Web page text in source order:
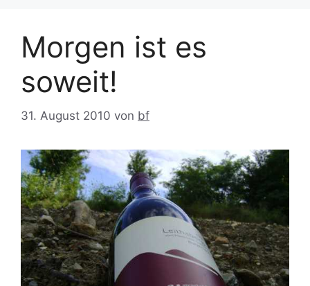
Morgen ist es
soweit!
31. August 2010 von bf